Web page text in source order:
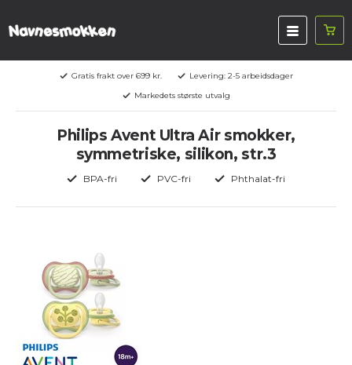
Gratis frakt over 699 kr.
Levering: 2-5 arbeidsdager
Markedets største utvalg
Philips Avent Ultra Air smokker,
symmetriske, silikon, str.3
BPA-fri PVC-fri Phthalat-fri